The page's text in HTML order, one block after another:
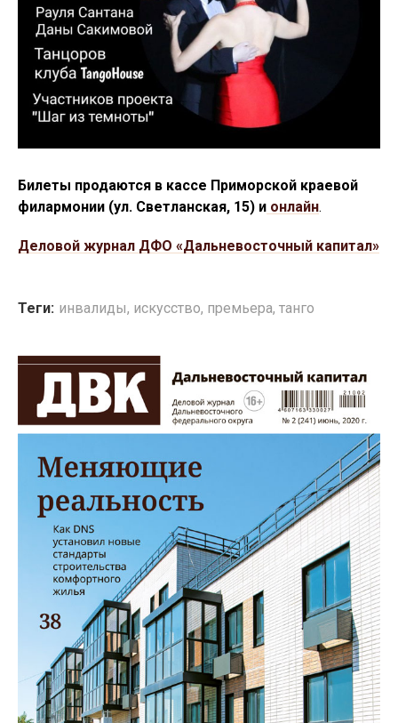
Билеты продаются в кассе Приморской краевой
филармонии (ул. Светланская, 15) и онлайн.
Деловой журнал ДФО «Дальневосточный капитал»
Теги: инвалиды, искусство, премьера, танго